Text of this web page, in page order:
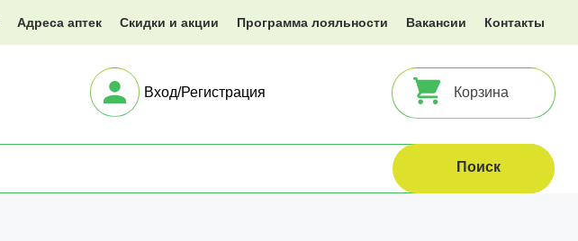
Адреса аптек Скидки и акции Программа лояльности Вакансии Контакты
Корзина
Вход/Регистрация